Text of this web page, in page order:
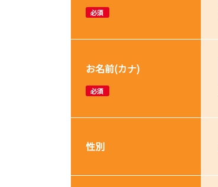
必須
お名前(カナ)
必須
性別